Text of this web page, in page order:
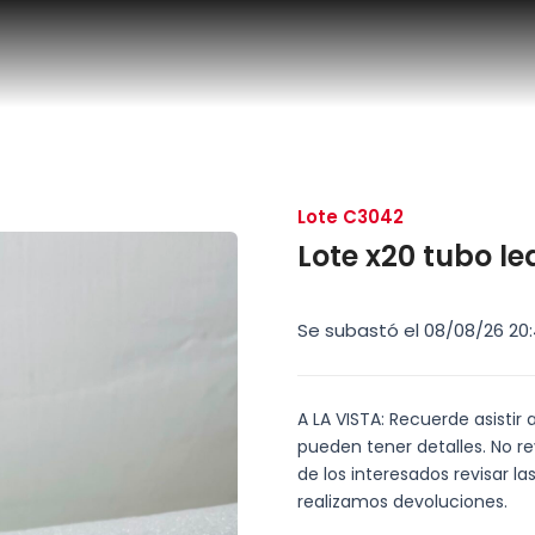
Lote C3042
Lote x20 tubo
Se subastó el 08/08/26
A LA VISTA: Recuerde
pueden tener detalles. No
de los interesados revisar
realizamos devoluciones.